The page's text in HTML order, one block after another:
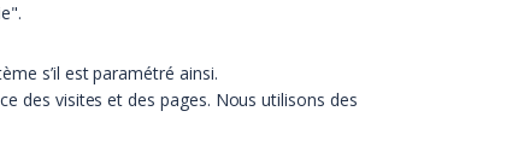
s’il est paramétré ainsi.
des visites et des pages. Nous utilisons des